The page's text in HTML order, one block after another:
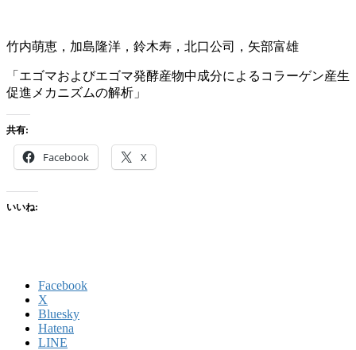
竹内萌恵，加島隆洋，鈴木寿，北口公司，矢部富雄
「エゴマおよびエゴマ発酵産物中成分によるコラーゲン産生
促進メカニズムの解析」
共有:
Facebook X
いいね:
Facebook
X
Bluesky
Hatena
LINE